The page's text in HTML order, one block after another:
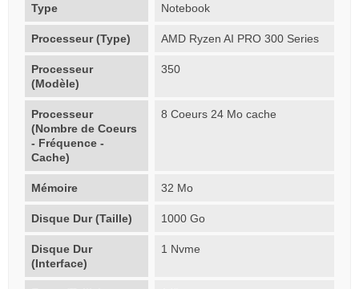
Type Notebook
Processeur (Type) AMD Ryzen AI PRO 300 Series
Processeur
(Modèle)
350
Processeur
(Nombre de Coeurs
- Fréquence -
Cache)
8 Coeurs 24 Mo cache
Mémoire 32 Mo
Disque Dur (Taille) 1000 Go
Disque Dur
(Interface)
1 Nvme